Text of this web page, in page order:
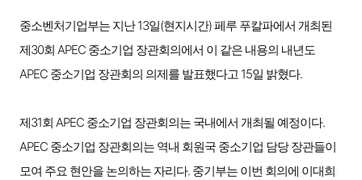
중소벤처기업부는 지난 13일(현지시간) 페루 푸칼파에서 개최된
제30회 APEC 중소기업 장관회의에서 이 같은 내용의 내년도
APEC 중소기업 장관회의 의제를 발표했다고 15일 밝혔다.
제31회 APEC 중소기업 장관회의는 국내에서 개최될 예정이다.
APEC 중소기업 장관회의는 역내 회원국 중소기업 담당 장관들이
모여 주요 현안을 논의하는 자리다. 중기부는 이번 회의에 이대희